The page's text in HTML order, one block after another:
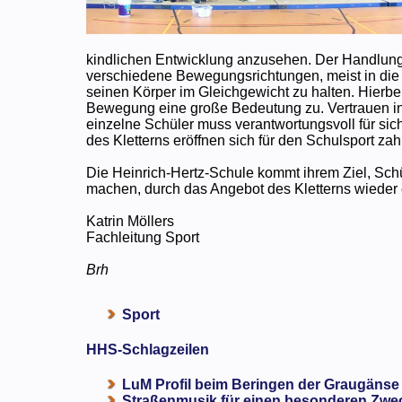
kindlichen Entwicklung anzusehen. Der
verschiedene Bewegungsrichtungen, meist in
seinen Körper im Gleichgewicht zu halten.
Bewegung eine große Bedeutung zu. Vertrauen
einzelne Schüler muss verantwortungsvoll für
des Kletterns eröffnen sich für den Schulsport
Die Heinrich-Hertz-Schule kommt ihrem Ziel,
machen, durch das Angebot des Kletterns wieder
Katrin Möllers
Fachleitung Sport
Brh
Sport
HHS-Schlagzeilen
LuM Profil beim Beringen der